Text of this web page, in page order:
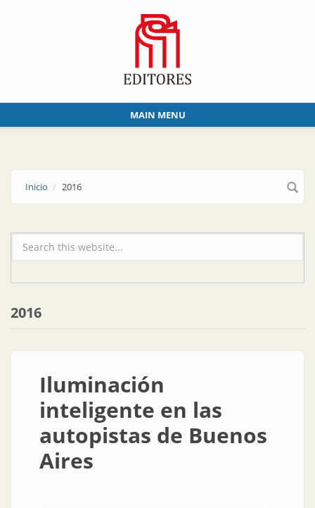
MAIN MENU
Inicio 2016
Formulario de búsqueda
2016
Iluminación
inteligente en las
autopistas de Buenos
Aires